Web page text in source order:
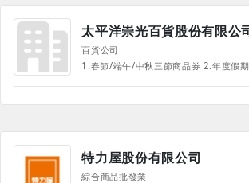
太平洋崇光百貨股份有限公
百貨公司
特力屋股份有限公司
綜合商品批發業